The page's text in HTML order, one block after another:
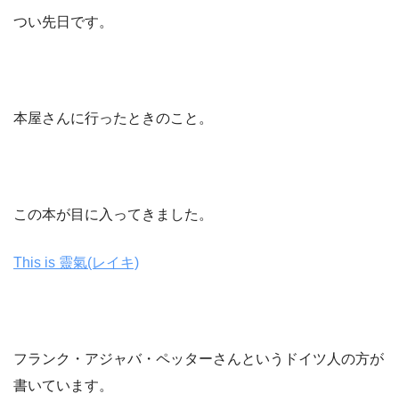
つい先日です。
本屋さんに行ったときのこと。
この本が目に入ってきました。
This is 靈氣(レイキ)
フランク・アジャバ・ペッターさんというドイツ人の方が
書いています。